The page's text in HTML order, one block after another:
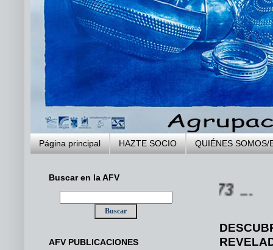
Página principal HAZTE SOCIO QUIÉNES SOMOS/
Buscar en la AFV
AFV PUBLICACIONES